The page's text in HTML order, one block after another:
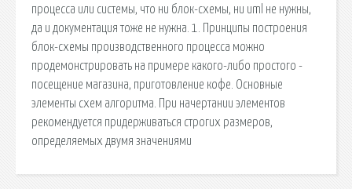
процесса или системы, что ни блок-схемы, ни uml не нужны,
да и документация тоже не нужна. 1. Принципы построения
блок-схемы производственного процесса можно
продемонстрировать на примере какого-либо простого -
посещение магазина, приготовление кофе. Основные
элементы схем алгоритма. При начертании элементов
рекомендуется придерживаться строгих размеров,
определяемых двумя значениями